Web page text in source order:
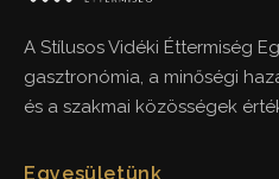
A Stílusos Vidéki Éttermiség
gasztronómia, a minőségi
és a szakmai közösségek
Egyesületünk